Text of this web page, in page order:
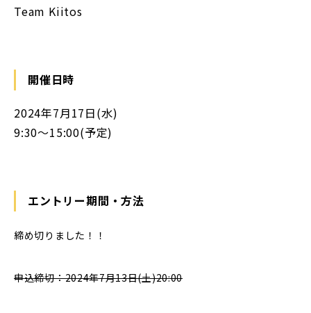
Team Kiitos
開催日時
2024年7月17日(水)
9:30〜15:00(予定)
エントリー期間・方法
締め切りました！！
申込締切：2024年7月13日(土)20:00